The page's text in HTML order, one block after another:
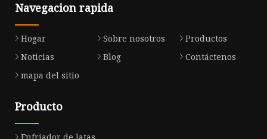
Navegacion rapida
Hogar Sobre nosotros
Productos
Noticias
Blog
Contáctenos
mapa del sitio
Producto